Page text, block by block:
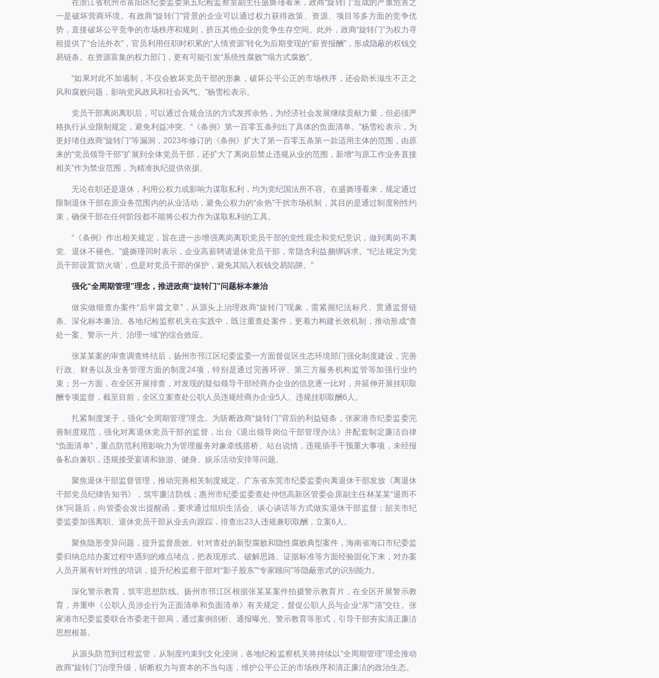
在浙江省杭州市富阳区纪委监委第五纪检监察室副主任盛旖瑾看来，政商“旋转门”造成的严重危害之
一是破坏营商环境。有政商“旋转门”背景的企业可以通过权力获得政策、资源、项目等多方面的竞争优
势，直接破坏公平竞争的市场秩序和规则，挤压其他企业的竞争生存空间。此外，政商“旋转门”为权力寻
租提供了“合法外衣”，官员利用任职时积累的“人情资源”转化为后期变现的“薪资报酬”，形成隐蔽的权钱交
易链条。在资源富集的权力部门，更有可能引发“系统性腐败”“塌方式腐败”。
“如果对此不加遏制，不仅会败坏党员干部的形象，破坏公平公正的市场秩序，还会助长滋生不正之
风和腐败问题，影响党风政风和社会风气。”杨雪松表示。
党员干部离岗离职后，可以通过合规合法的方式发挥余热，为经济社会发展继续贡献力量，但必须严
格执行从业限制规定，避免利益冲突。“《条例》第一百零五条列出了具体的负面清单。”杨雪松表示，为
更好堵住政商“旋转门”等漏洞，2023年修订的《条例》扩大了第一百零五条第一款适用主体的范围，由原
来的“党员领导干部”扩展到全体党员干部，还扩大了离岗后禁止违规从业的范围，新增“与原工作业务直接
相关”作为禁业范围，为精准执纪提供依据。
无论在职还是退休，利用公权力或影响力谋取私利，均为党纪国法所不容。在盛旖瑾看来，规定通过
限制退休干部在原业务范围内的从业活动，避免公权力的“余热”干扰市场机制，其目的是通过制度刚性约
束，确保干部在任何阶段都不能将公权力作为谋取私利的工具。
“《条例》作出相关规定，旨在进一步增强离岗离职党员干部的党性观念和党纪意识，做到离岗不离
党、退休不褪色。”盛旖瑾同时表示，企业高薪聘请退休党员干部，常隐含利益捆绑诉求。“纪法规定为党
员干部设置‘防火墙’，也是对党员干部的保护，避免其陷入权钱交易陷阱。”
强化“全周期管理”理念，推进政商“旋转门”问题标本兼治
做实做细查办案件“后半篇文章”，从源头上治理政商“旋转门”现象，需紧握纪法标尺、贯通监督链
条、深化标本兼治。各地纪检监察机关在实践中，既注重查处案件，更着力构建长效机制，推动形成“查
处一案、警示一片、治理一域”的综合效应。
张某某案的审查调查终结后，扬州市邗江区纪委监委一方面督促区生态环境部门强化制度建设，完善
行政、财务以及业务管理方面的制度24项，特别是通过完善环评、第三方服务机构监管等加强行业约
束；另一方面，在全区开展排查，对发现的疑似领导干部经商办企业的信息逐一比对，并延伸开展挂职取
酬专项监督，截至目前，全区立案查处公职人员违规经商办企业5人、违规挂职取酬6人。
扎紧制度笼子，强化“全周期管理”理念。为斩断政商“旋转门”背后的利益链条，张家港市纪委监委完
善制度规范，强化对离退休党员干部的监督，出台《退出领导岗位干部管理办法》并配套制定廉洁自律
“负面清单”，重点防范利用影响力为管理服务对象牵线搭桥、站台说情，违规插手干预重大事项，未经报
备私自兼职，违规接受宴请和旅游、健身、娱乐活动安排等问题。
聚焦退休干部监督管理，推动完善相关制度规定。广东省东莞市纪委监委向离退休干部发放《离退休
干部党员纪律告知书》，筑牢廉洁防线；惠州市纪委监委查处仲恺高新区管委会原副主任林某某“退而不
休”问题后，向管委会发出提醒函，要求通过组织生活会、谈心谈话等方式做实退休干部监督；韶关市纪
委监委加强离职、退休党员干部从业去向跟踪，排查出23人违规兼职取酬，立案6人。
聚焦隐形变异问题，提升监督质效。针对查处的新型腐败和隐性腐败典型案件，海南省海口市纪委监
委归纳总结办案过程中遇到的难点堵点，把表现形式、破解思路、证据标准等方面经验固化下来，对办案
人员开展有针对性的培训，提升纪检监察干部对“影子股东”“专家顾问”等隐蔽形式的识别能力。
深化警示教育，筑牢思想防线。扬州市邗江区根据张某某案件拍摄警示教育片，在全区开展警示教
育，并重申《公职人员涉企行为正面清单和负面清单》有关规定，督促公职人员与企业“亲”“清”交往。张
家港市纪委监委联合市委老干部局，通过案例剖析、通报曝光、警示教育等形式，引导干部夯实清正廉洁
思想根基。
从源头防范到过程监管，从制度约束到文化浸润，各地纪检监察机关将持续以“全周期管理”理念推动
政商“旋转门”治理升级，斩断权力与资本的不当勾连，维护公平公正的市场秩序和清正廉洁的政治生态。